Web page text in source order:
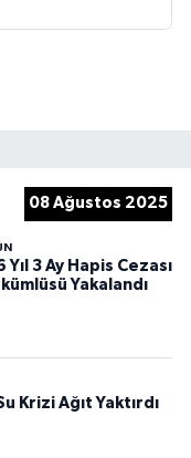
08 Ağustos 2025
3 Ay Hapis Cezası
Yakalandı
Krizi Ağıt Yaktırdı